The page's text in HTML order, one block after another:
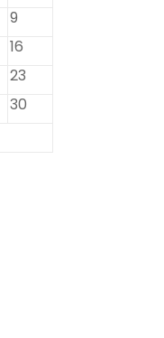
9
16
23
30